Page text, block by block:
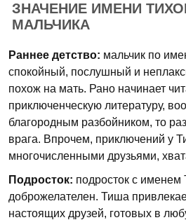
ЗНАЧЕНИЕ ИМЕНИ
МАЛЬЧИКА
Раннее детство: мальчик по
спокойный, послушный и
похож на мать. Рано начинает
приключенческую литературу,
благородным разбойником, то
врага. Впрочем, приключений у
многочисленными друзьями,
Подросток: подросток с именем
доброжелателен. Тиша
настоящих друзей, готовых в